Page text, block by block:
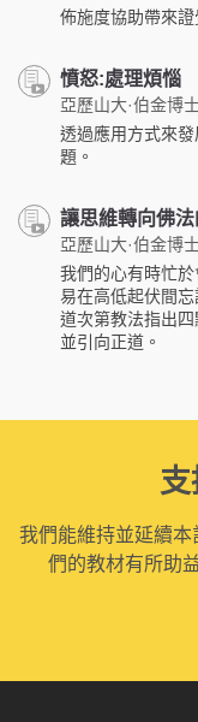
佈施度協助帶來
憤怒:處理煩惱
亞歷山大·伯金博
透過應用方式來
題。
讓思維轉向佛
亞歷山大·伯金博
我們的心有時忙
易在高低起伏間
道次第教法指出
並引向正道。
我們能維持並延續
們的教材有所助